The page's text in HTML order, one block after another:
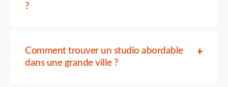
?
Comment trouver un studio abordable
dans une grande ville ?